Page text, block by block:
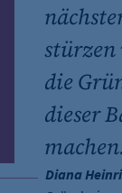
die
dieser
Diana